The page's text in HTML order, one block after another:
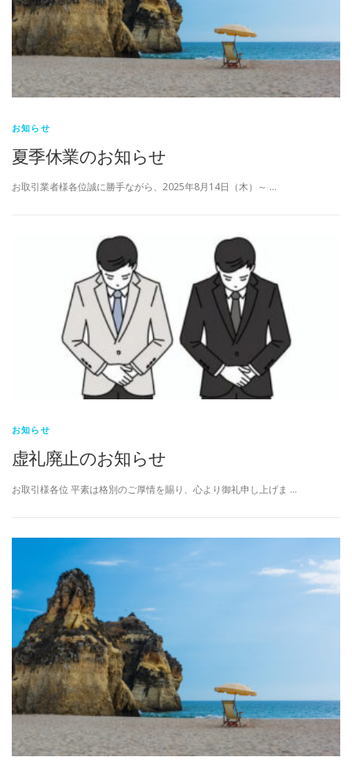
お知らせ
夏季休業のお知らせ
お取引業者様各位誠に勝手ながら、2025年8月14日（木）～ …
お知らせ
虚礼廃止のお知らせ
お取引様各位 平素は格別のご厚情を賜り、心より御礼申し上げま …